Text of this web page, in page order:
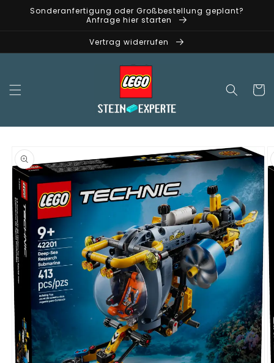
zumSonderanfertigung oder Großbestellung geplant?
Anfrage hier starten
Vertrag widerrufen